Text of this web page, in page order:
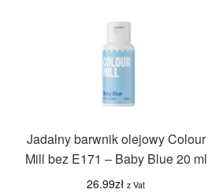
Jadalny barwnik olejowy Colour
Mill bez E171 – Baby Blue 20 ml
26.99zł z Vat